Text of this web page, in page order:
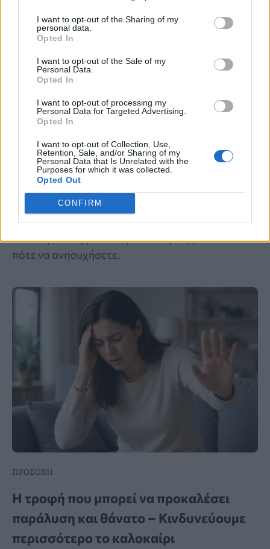
I want to opt-out of the Sharing of my
personal data.
Opted In
I want to opt-out of the Sale of my
Personal Data.
Opted In
I want to opt-out of processing my
Personal Data for Targeted Advertising.
Opted In
I want to opt-out of Collection, Use,
Retention, Sale, and/or Sharing of my
Personal Data that Is Unrelated with the
Purposes for which it was collected.
Opted Out
CONFIRM
ΣΥΜΠΤΩΜΑΤΟΛΟΓΙΑ
Το ύπουλο σύμπτωμα του εμφράγματος
που πολλοί νομίζουν ότι είναι ακίνδυνο
– Το εμφανίζουν κυρίως οι γυναίκες
Αυτό το σύμπτωμα μπορεί μεν να είναι διακριτικό
αλλά μπορεί να σχετίζεταο με έμφραγμα,
ιδιαίτερα στις γυναίκες. Ειδικός συμβουλεύει
πότε να ανησυχήσετε.
ΠΡΟΣΟΧΗ
Η τροφή που μπορεί να προκαλέσει
παράλυση και θάνατο – Κινδυνεύουμε
περισσότερο το καλοκαίρι